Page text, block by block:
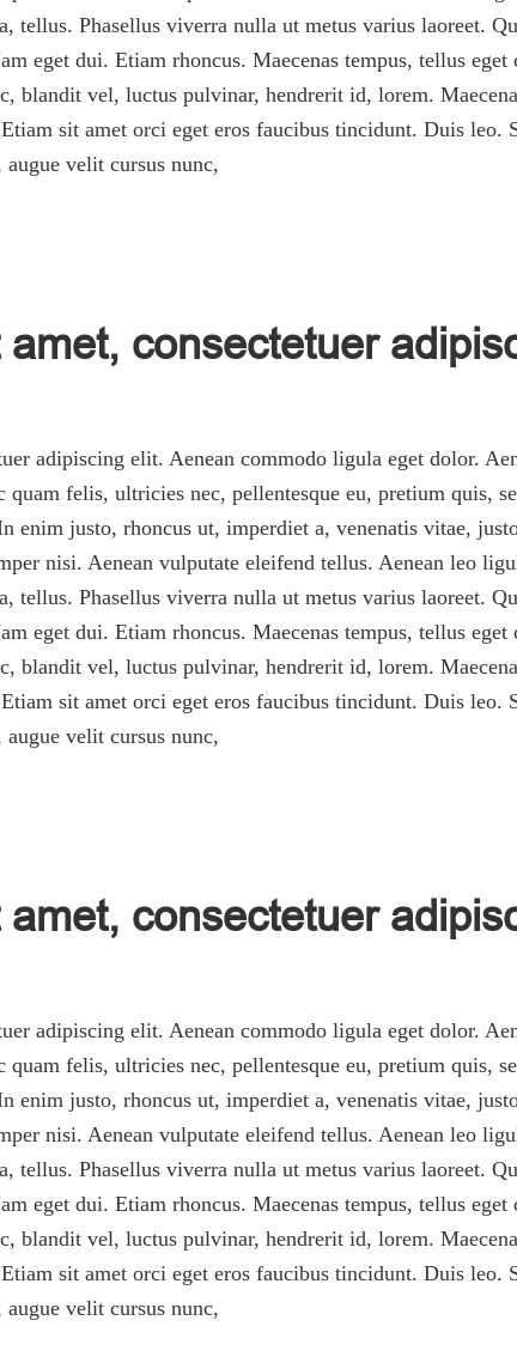
tellus. Phasellus viverra nulla ut metus varius laoreet.
eget dui. Etiam rhoncus. Maecenas tempus, tellus
blandit vel, luctus pulvinar, hendrerit id, lorem.
sit amet orci eget eros faucibus tincidunt. Duis
augue velit cursus nunc,
consectetuer
adipiscing elit. Aenean commodo ligula eget dolor.
quam felis, ultricies nec, pellentesque eu, pretium quis,
enim justo, rhoncus ut, imperdiet a, venenatis vitae,
nisi. Aenean vulputate eleifend tellus. Aenean leo
tellus. Phasellus viverra nulla ut metus varius laoreet.
eget dui. Etiam rhoncus. Maecenas tempus, tellus
blandit vel, luctus pulvinar, hendrerit id, lorem.
sit amet orci eget eros faucibus tincidunt. Duis
augue velit cursus nunc,
consectetuer
adipiscing elit. Aenean commodo ligula eget dolor.
quam felis, ultricies nec, pellentesque eu, pretium quis,
enim justo, rhoncus ut, imperdiet a, venenatis vitae,
nisi. Aenean vulputate eleifend tellus. Aenean leo
tellus. Phasellus viverra nulla ut metus varius laoreet.
eget dui. Etiam rhoncus. Maecenas tempus, tellus
blandit vel, luctus pulvinar, hendrerit id, lorem.
sit amet orci eget eros faucibus tincidunt. Duis
augue velit cursus nunc,